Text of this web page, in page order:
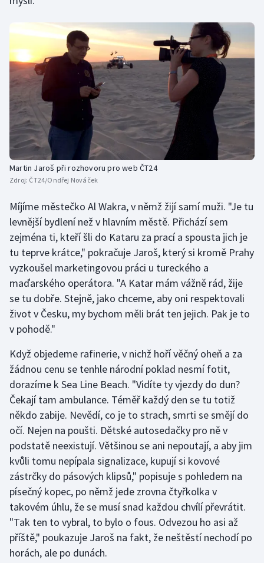
Motorsport
Olympijské hry
Parasport
Plavání
Plážový volejbal
Ragby
Rychlostní kanoistika
Short track
Sportovní střelba
Stolní tenis
Triatlon
Veslování
Vodní slalom
Volejbal
Ostatní
Martin Jaroš při rozhovoru pro web ČT24
Zdroj: ČT24/Ondřej Nováček
Míjíme městečko Al Wakra, v němž žijí samí muži. "Je tu
levnější bydlení než v hlavním městě. Přichází sem
zejména ti, kteří šli do Kataru za prací a spousta jich je
tu teprve krátce," pokračuje Jaroš, který si kromě Prahy
vyzkoušel marketingovou práci u tureckého a
maďarského operátora. "A Katar mám vážně rád, žije
se tu dobře. Stejně, jako chceme, aby oni respektovali
život v Česku, my bychom měli brát ten jejich. Pak je to
v pohodě."
Když objedeme rafinerie, v nichž hoří věčný oheň a za
žádnou cenu se tenhle národní poklad nesmí fotit,
dorazíme k Sea Line Beach. "Vidíte ty vjezdy do dun?
Čekají tam ambulance. Téměř každý den se tu totiž
někdo zabije. Nevědí, co je to strach, smrti se smějí do
očí. Nejen na poušti. Dětské autosedačky pro ně v
podstatě neexistují. Většinou se ani nepoutají, a aby jim
kvůli tomu nepípala signalizace, kupují si kovové
zástrčky do pásových klipsů," popisuje s pohledem na
písečný kopec, po němž jede zrovna čtyřkolka v
takovém úhlu, že se musí snad každou chvílí převrátit.
"Tak ten to vybral, to bylo o fous. Odvezou ho asi až
příště," poukazuje Jaroš na fakt, že neštěstí nechodí po
horách, ale po dunách.